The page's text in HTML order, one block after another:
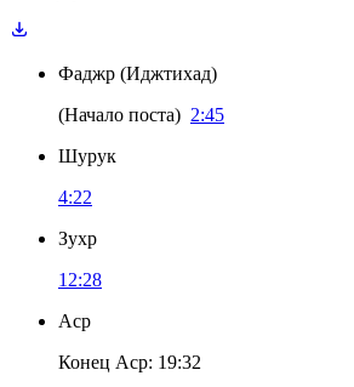
Фаджр (Иджтихад)
(Начало поста) 2:45
Шурук
4:22
Зухр
12:28
Аср
Конец Аср: 19:32